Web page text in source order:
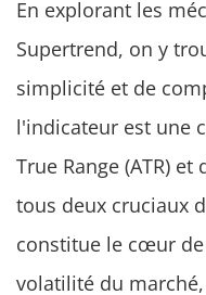
En explorant les
Supertrend, on y
simplicité et de
l'indicateur est une
True Range (ATR)
tous deux cruciaux
constitue le cœur
volatilité du